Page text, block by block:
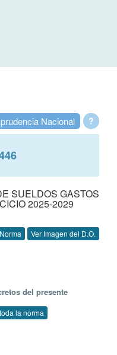
?
Nacional
SUELDOS GASTOS
2025-2029
Ver Imagen del D.O.
del presente
la norma